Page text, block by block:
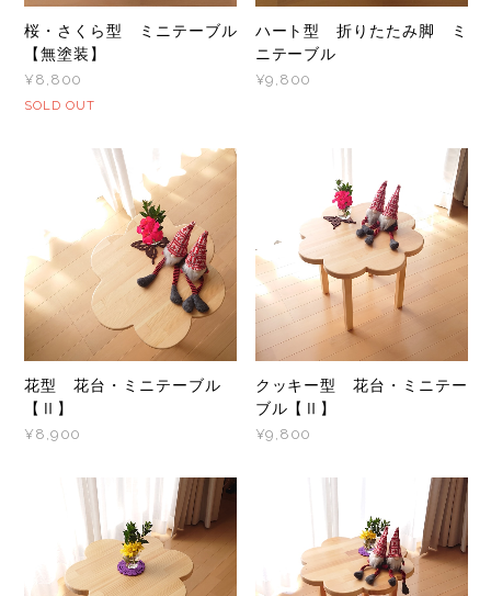
桜・さくら型 ミニテーブル
【無塗装】
¥8,800
SOLD OUT
ハート型 折りたたみ脚 ミ
ニテーブル
¥9,800
花型 花台・ミニテーブル
【Ⅱ】
¥8,900
クッキー型 花台・ミニテー
ブル【Ⅱ】
¥9,800